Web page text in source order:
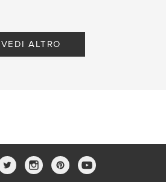
VEDI ALTRO